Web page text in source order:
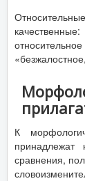
К
принадлежат
сравнения,